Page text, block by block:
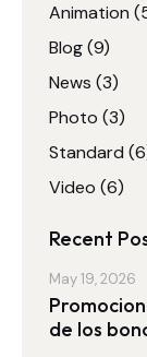
Animation
Blog(9)
News (3)
Photo (3)
Standard
Video (6)
Recent
May 19, 2026
de los